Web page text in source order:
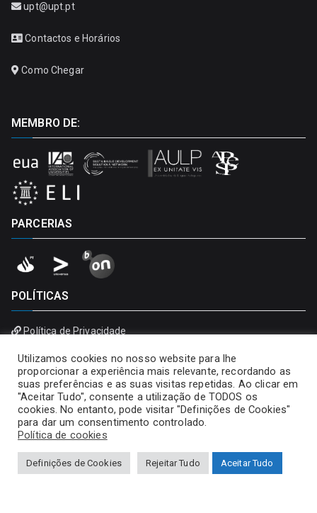
upt@upt.pt
Contactos e Horários
Como Chegar
MEMBRO DE:
PARCERIAS
POLÍTICAS
Política de Privacidade
Utilizamos cookies no nosso website para lhe
proporcionar a experiência mais relevante, recordando as
suas preferências e as suas visitas repetidas. Ao clicar em
"Aceitar Tudo", consente a utilização de TODOS os
cookies. No entanto, pode visitar "Definições de Cookies"
para dar um consentimento controlado.
Política de cookies
Definições de Cookies Rejeitar Tudo Aceitar Tudo